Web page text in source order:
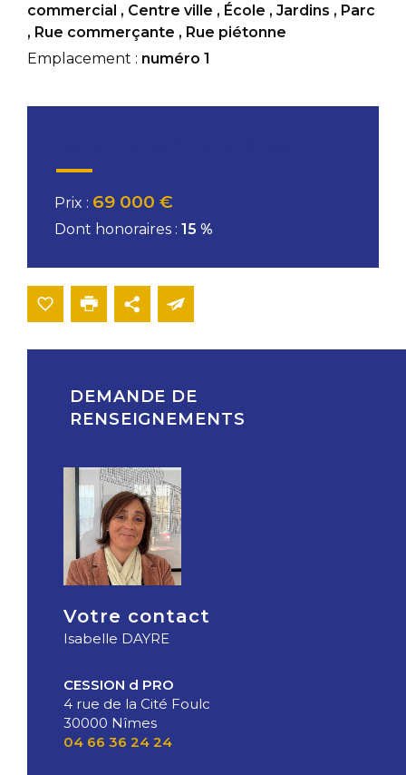
commercial , Centre ville , École , Jardins , Parc
, Rue commerçante , Rue piétonne
Emplacement : numéro 1
Prix : 69 000 €
Dont honoraires : 15 %
DEMANDE DE
RENSEIGNEMENTS
Votre contact
Isabelle DAYRE
CESSION d PRO
4 rue de la Cité Foulc
30000 Nîmes
04 66 36 24 24